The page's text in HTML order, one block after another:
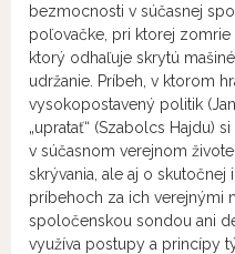
bezmocnosti v súčasnej
poľovačke, pri ktorej zomrie
ktorý odhaľuje skrytú
udržanie. Príbeh, v ktorom
vysokopostavený politik
„upratať“ (Szabolcs Hajdu)
v súčasnom verejnom
skrývania, ale aj o
príbehoch za ich verejnými
spoločenskou sondou ani
využíva postupy a princípy